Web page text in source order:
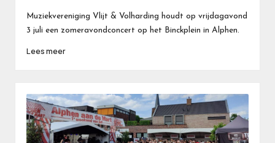
Muziekvereniging Vlijt & Volharding houdt op vrijdagavond
3 juli een zomeravondconcert op het Binckplein in Alphen.
Lees meer